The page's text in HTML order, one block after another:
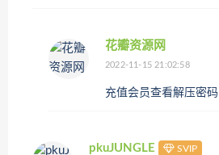
花瓣资源网
2022-11-15 21:02:58
充值会员查看解压密码
pkuJUNGLE SVIP